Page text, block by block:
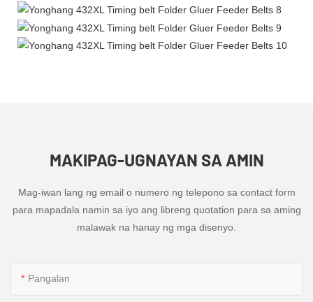
MAKIPAG-UGNAYAN SA AMIN
Mag-iwan lang ng email o numero ng telepono sa contact form
para mapadala namin sa iyo ang libreng quotation para sa aming
malawak na hanay ng mga disenyo.
Pangalan